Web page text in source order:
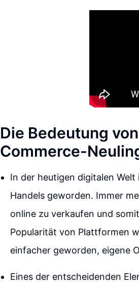
Die Bedeutung
Commerce-
In der heutigen digitalen
Handels geworden. Immer
online zu verkaufen und
Popularität von Plattformen
einfacher geworden, eigene
Eines der entscheidenden